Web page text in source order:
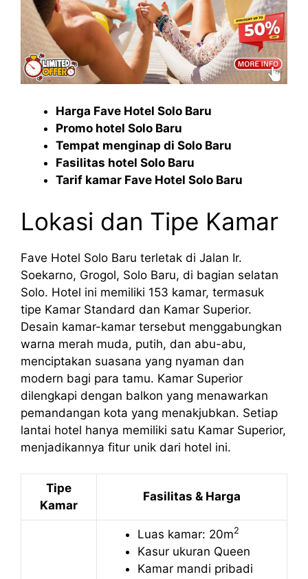
Harga Fave Hotel Solo Baru
Promo hotel Solo Baru
Tempat menginap di Solo Baru
Fasilitas hotel Solo Baru
Tarif kamar Fave Hotel Solo Baru
Lokasi dan Tipe Kamar
Fave Hotel Solo Baru terletak di Jalan Ir.
Soekarno, Grogol, Solo Baru, di bagian selatan
Solo. Hotel ini memiliki 153 kamar, termasuk
tipe Kamar Standard dan Kamar Superior.
Desain kamar-kamar tersebut menggabungkan
warna merah muda, putih, dan abu-abu,
menciptakan suasana yang nyaman dan
modern bagi para tamu. Kamar Superior
dilengkapi dengan balkon yang menawarkan
pemandangan kota yang menakjubkan. Setiap
lantai hotel hanya memiliki satu Kamar Superior,
menjadikannya fitur unik dari hotel ini.
Tipe
Kamar
Fasilitas & Harga
Luas kamar: 20m2
Kasur ukuran Queen
Kamar mandi pribadi